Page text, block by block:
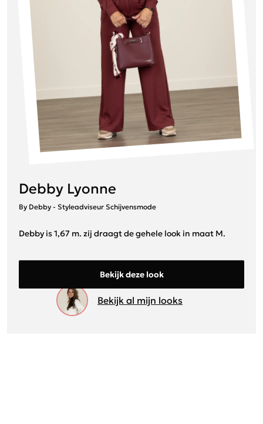
Debby Lyonne
By Debby - Styleadviseur Schijvensmode
Debby is 1,67 m. zij draagt de gehele look in maat M.
Bekijk deze look
Bekijk al mijn looks